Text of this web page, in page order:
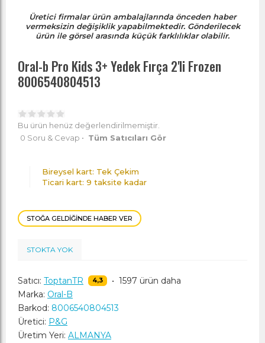
Üretici firmalar ürün ambalajlarında önceden haber
vermeksizin değişiklik yapabilmektedir. Gönderilecek
ürün ile görsel arasında küçük farklılıklar olabilir.
Oral-b Pro Kids 3+ Yedek Fırça 2'li Frozen
8006540804513
Bu ürün henüz değerlendirilmemiştir.
0 Soru & Cevap • Tüm Satıcıları Gör
Bireysel kart: Tek Çekim
Ticari kart: 9 taksite kadar
STOKTA YOK
STOĞA GELDIĞINDE HABER VER
Satıcı: ToptanTR 4,3 • 1597 ürün daha
Marka: Oral-B
Barkod: 8006540804513
Üretici: P&G
Üretim Yeri: ALMANYA